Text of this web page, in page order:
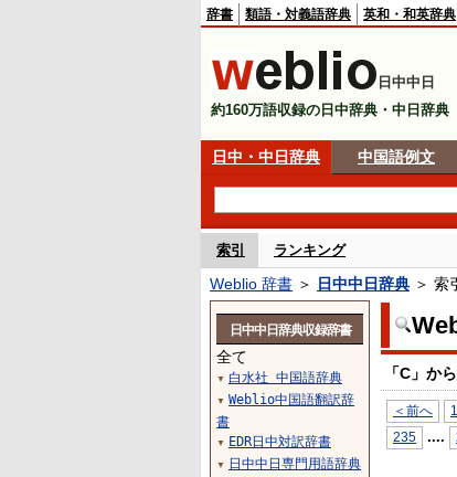
辞書 類語・対義語辞典 英和・和英辞典
日中中日
約160万語収録の日中辞典・中日辞典
日中・中日辞典 中国語例文
索引 ランキング
Weblio 辞書 ＞ 日中中日辞典 ＞ 索引
「C」か
＜前へ 1
235
....
日中中日辞典収録辞書
全て
▼ 白水社 中国語辞典
▼ Weblio中国語翻訳辞
書
▼ EDR日中対訳辞書
▼ 日中中日専門用語辞典